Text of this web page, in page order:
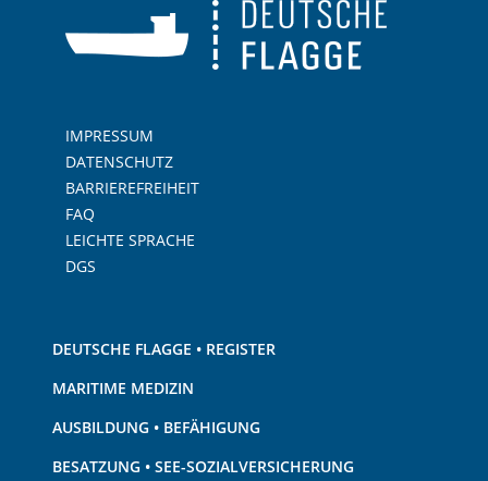
IMPRESSUM
DATENSCHUTZ
BARRIEREFREIHEIT
FAQ
LEICHTE SPRACHE
DGS
DEUTSCHE FLAGGE • REGISTER
MARITIME MEDIZIN
AUSBILDUNG • BEFÄHIGUNG
BESATZUNG • SEE-SOZIALVERSICHERUNG